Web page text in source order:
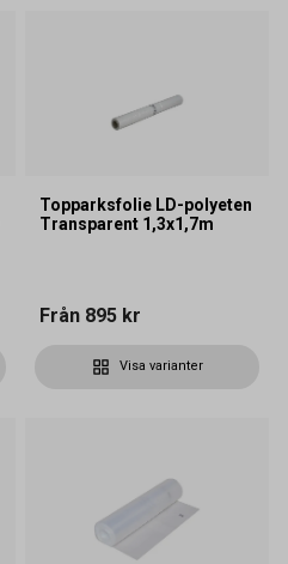
Topparksfolie LD-polyeten
Transparent 1,3x1,7m
Från 895 kr
Visa varianter